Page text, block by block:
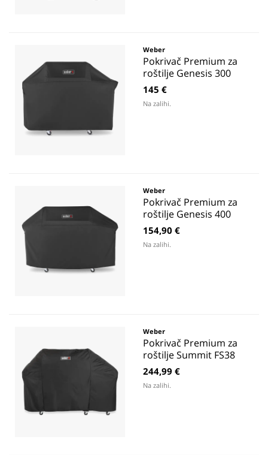
Weber
Pokrivač Premium za
roštilje Genesis 300
145 €
Na zalihi.
Weber
Pokrivač Premium za
roštilje Genesis 400
154,90 €
Na zalihi.
Weber
Pokrivač Premium za
roštilje Summit FS38
244,99 €
Na zalihi.